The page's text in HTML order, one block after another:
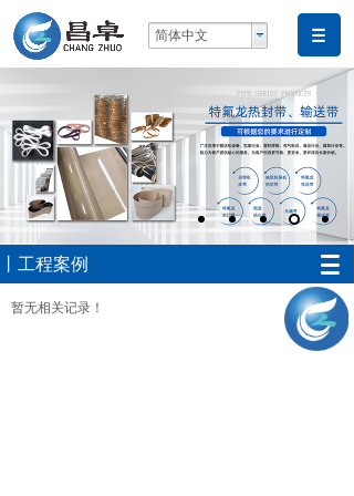
简体中文
丨工程案例
暂无相关记录！